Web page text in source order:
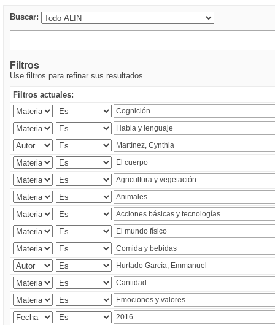
Buscar:
Filtros
Use filtros para refinar sus resultados.
Filtros actuales: